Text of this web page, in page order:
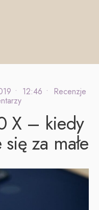
• 12:46 • Recenzje
X – kiedy
za małe